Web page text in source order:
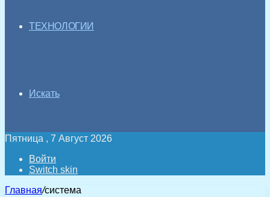
ТЕХНОЛОГИИ
Искать
Пятница , 7 Август 2026
Войти
Switch skin
Главная/система